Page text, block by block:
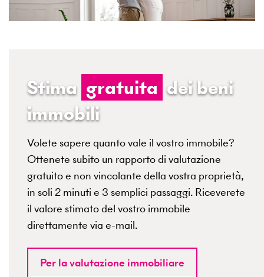
Stima gratuita dei beni
immobili
Volete sapere quanto vale il vostro immobile?
Ottenete subito un rapporto di valutazione
gratuito e non vincolante della vostra proprietà,
in soli 2 minuti e 3 semplici passaggi. Riceverete
il valore stimato del vostro immobile
direttamente via e-mail.
Per la valutazione immobiliare